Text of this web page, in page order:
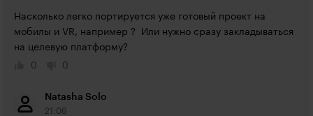
Насколько легко портируется уже готовый проект на
мобилы и VR, например ?  Или нужно сразу закладываться
на целевую платформу?
0
0
Natasha Solo
21:06